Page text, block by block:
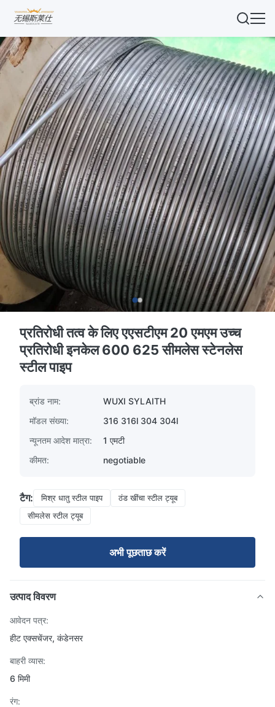
प्रतिरोधी तत्व के लिए एएसटीएम 20 एमएम उच्च
प्रतिरोधी इनकेल 600 625 सीमलेस स्टेनलेस
स्टील पाइप
ब्रांड नाम:
WUXI SYLAITH
मॉडल संख्या:
316 316l 304 304l
न्यूनतम आदेश मात्रा:
1 एमटी
कीमत:
negotiable
टैग: मिश्र धातु स्टील पाइप
ठंड खींचा स्टील ट्यूब
सीमलेस स्टील ट्यूब
अभी पूछताछ करें
उत्पाद विवरण
आवेदन पत्र:
हीट एक्सचेंजर, कंडेनसर
बाहरी व्यास:
6 मिमी
रंग: